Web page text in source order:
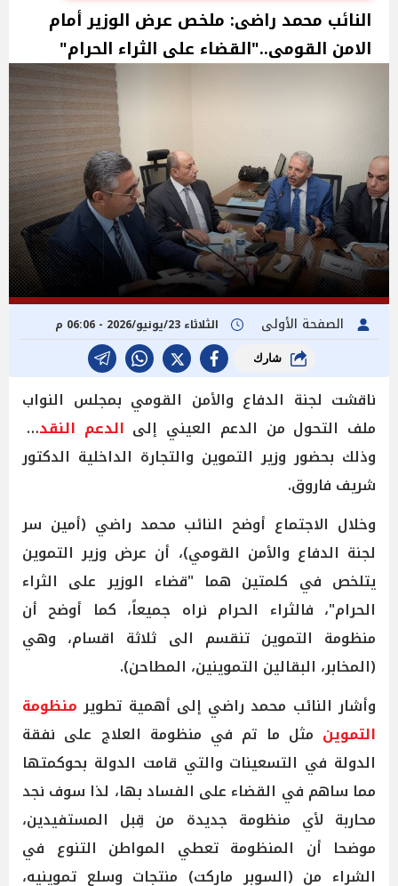
النائب محمد راضى: ملخص عرض الوزير أمام
الامن القومى.."القضاء على الثراء الحرام"
الصفحة الأولى الثلاثاء 23/يونيو/2026 - 06:06 م
شارك
ناقشت لجنة الدفاع والأمن القومي بمجلس النواب
ملف التحول من الدعم العيني إلى الدعم النقدي
وذلك بحضور وزير التموين والتجارة الداخلية الدكتور
شريف فاروق.
وخلال الاجتماع أوضح النائب محمد راضي (أمين سر
لجنة الدفاع والأمن القومي)، أن عرض وزير التموين
يتلخص في كلمتين هما "قضاء الوزير على الثراء
الحرام"، فالثراء الحرام نراه جميعاً، كما أوضح أن
منظومة التموين تنقسم الى ثلاثة اقسام، وهي
(المخابر، البقالين التموينين، المطاحن).
وأشار النائب محمد راضي إلى أهمية تطوير منظومة
التموين مثل ما تم في منظومة العلاج على نفقة
الدولة في التسعينات والتي قامت الدولة بحوكمتها
مما ساهم في القضاء على الفساد بها، لذا سوف نجد
محاربة لأي منظومة جديدة من قِبل المستفيدين،
موضحا أن المنظومة تعطي المواطن التنوع في
الشراء من (السوبر ماركت) منتجات وسلع تموينيه،